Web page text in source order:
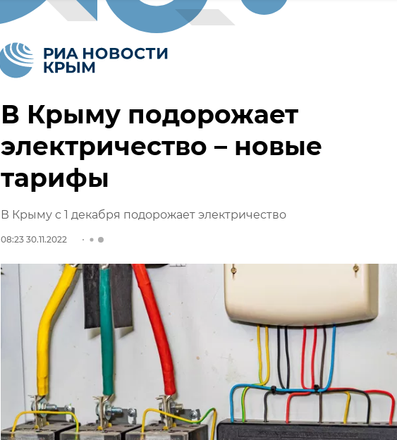
В Крыму подорожает
электричество – новые
тарифы
В Крыму с 1 декабря подорожает электричество
08:23 30.11.2022